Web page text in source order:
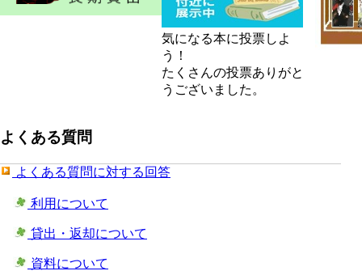
気になる本に投票しよ
う！
たくさんの投票ありがと
うございました。
よくある質問
よくある質問に対する回答
利用について
貸出・返却について
資料について